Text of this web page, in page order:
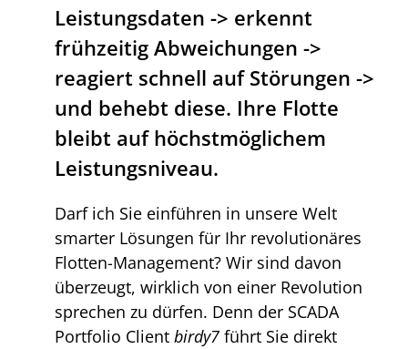
Leistungsdaten -> erkennt
frühzeitig Abweichungen ->
reagiert schnell auf Störungen ->
und behebt diese. Ihre Flotte
bleibt auf höchstmöglichem
Leistungsniveau.
Darf ich Sie einführen in unsere Welt
smarter Lösungen für Ihr revolutionäres
Flotten-Management? Wir sind davon
überzeugt, wirklich von einer Revolution
sprechen zu dürfen. Denn der SCADA
Portfolio Client birdy7führt Sie direkt